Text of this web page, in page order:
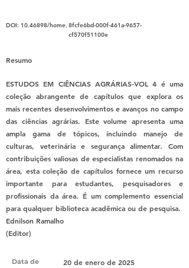
DOI: 10.46898/home.8fcfe6bd-000f-461a-9657-
cf570f51100e
Resumo
ESTUDOS EM CIÊNCIAS AGRÁRIAS-VOL 4 é uma
coleção abrangente de capítulos que explora os
mais recentes desenvolvimentos e avanços no campo
das ciências agrárias. Este volume apresenta uma
ampla gama de tópicos, incluindo manejo de
culturas, veterinária e segurança alimentar. Com
contribuições valiosas de especialistas renomados na
área, esta coleção de capítulos fornece um recurso
importante para estudantes, pesquisadores e
profissionais da área. É um complemento essencial
para qualquer biblioteca acadêmica ou de pesquisa.
Ednilson Ramalho
(Editor)
Data de
20 de enero de 2025